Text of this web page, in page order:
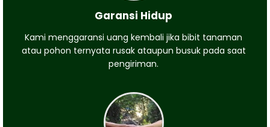
Garansi Hidup
Kami menggaransi uang kembali jika bibit tanaman
atau pohon ternyata rusak ataupun busuk pada saat
pengiriman.